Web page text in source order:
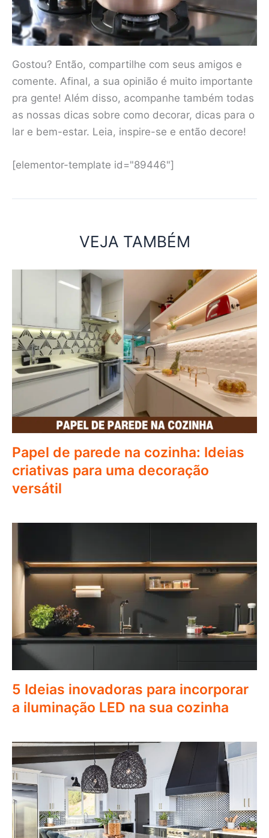
Gostou? Então, compartilhe com seus amigos e
comente. Afinal, a sua opinião é muito importante
pra gente! Além disso, acompanhe também todas
as nossas dicas sobre como decorar, dicas para o
lar e bem-estar. Leia, inspire-se e então decore!
[elementor-template id="89446"]
VEJA TAMBÉM
Papel de parede na cozinha: Ideias
criativas para uma decoração
versátil
5 Ideias inovadoras para incorporar
a iluminação LED na sua cozinha